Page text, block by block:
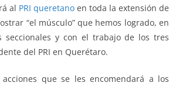
al PRI queretano en toda la extensión de
“el músculo” que hemos logrado, en
y con el trabajo de los tres
del PRI en Querétaro.
que se les encomendará a los